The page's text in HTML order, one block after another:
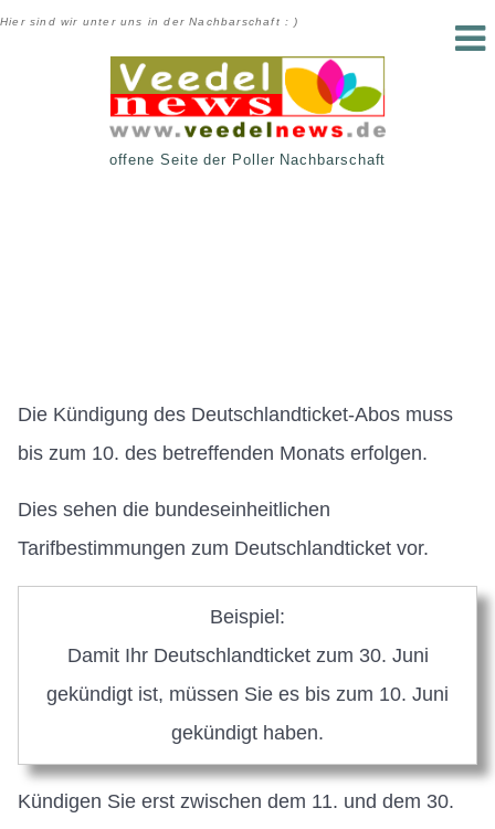
Hier sind wir unter uns in der Nachbarschaft : )
offene Seite der Poller Nachbarschaft
Die Kündigung des Deutschlandticket-Abos muss
bis zum 10. des betreffenden Monats erfolgen.
Dies sehen die bundeseinheitlichen
Tarifbestimmungen zum Deutschlandticket vor.
Beispiel:
Damit Ihr Deutschlandticket zum 30. Juni
gekündigt ist, müssen Sie es bis zum 10. Juni
gekündigt haben.
Kündigen Sie erst zwischen dem 11. und dem 30.